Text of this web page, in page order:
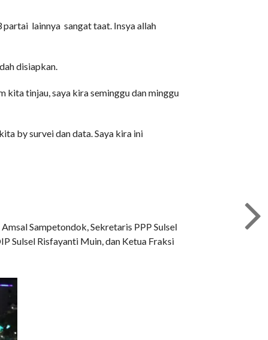
partai lainnya sangat taat. Insya allah
disiapkan.
kita tinjau, saya kira seminggu dan minggu
by survei dan data. Saya kira ini
Sampetondok, Sekretaris PPP Sulsel
Sulsel Risfayanti Muin, dan Ketua Fraksi